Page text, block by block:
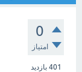
0
امتیاز
401 بازدید